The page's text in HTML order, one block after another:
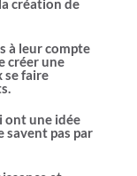
création de
à leur compte
créer une
se faire
ont une idée
savent pas par